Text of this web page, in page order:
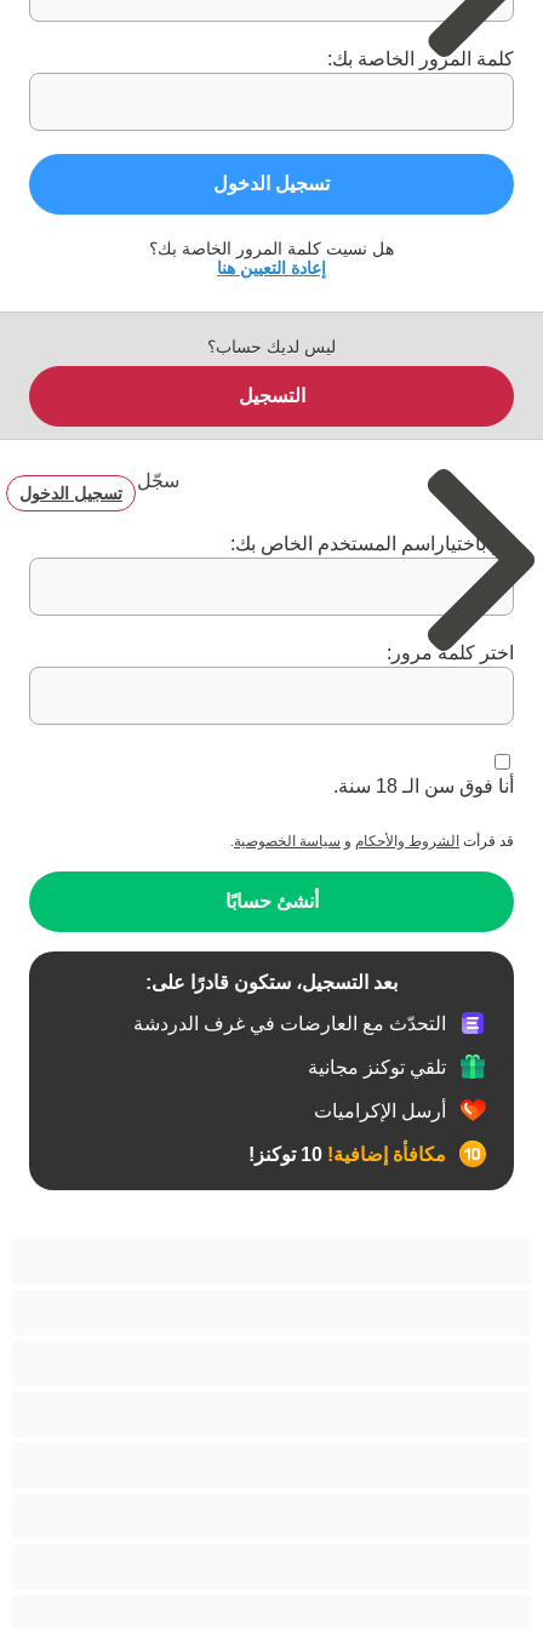
كلمة المرور الخاصة بك:
تسجيل الدخول
هل نسيت كلمة المرور الخاصة بك؟
إعادة التعيين هنا
ليس لديك حساب؟
التسجيل
سجّل
تسجيل الدخول
قم باختياراسم المستخدم الخاص بك:
اختر كلمة مرور:
أنا فوق سن الـ 18 سنة.
قد قرأت الشروط والأحكام و سياسة الخصوصية.
أنشئ حسابًا
بعد التسجيل، ستكون قادرًا على:
التحدّث مع العارضات في غرف الدردشة
تلقي توكنز مجانية
أرسل الإكراميات
مكافأة إضافية!